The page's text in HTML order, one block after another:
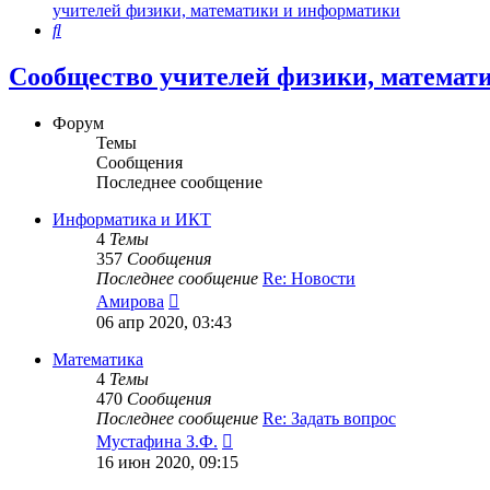
учителей физики, математики и информатики
Поиск
Сообщество учителей физики,
Форум
Темы
Сообщения
Последнее сообщение
Информатика и ИКТ
4 Темы
357 Сообщения
Последнее сообщение Re: Новости
Амирова
к
последнему
06 апр 2020, 03:43
Математика
4 Темы
470 Сообщения
Последнее сообщение Re: Задать вопрос
Мустафина З.Ф.
к
16 июн 2020, 09:15